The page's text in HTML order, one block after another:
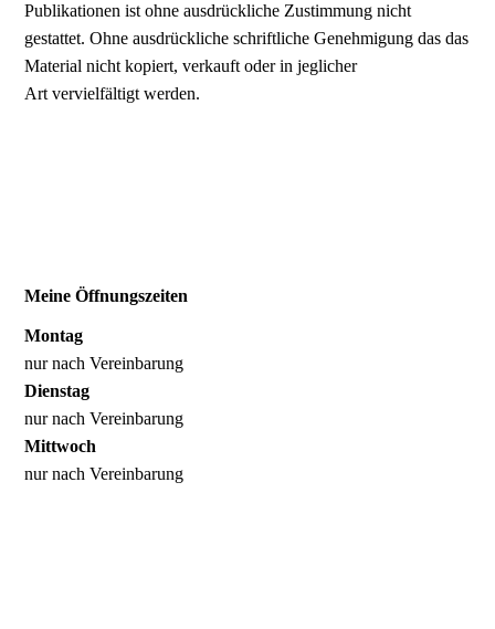
Publikationen ist ohne ausdrückliche Zustimmung nicht
gestattet. Ohne ausdrückliche schriftliche Genehmigung das das
Material nicht kopiert, verkauft oder in jeglicher
Art vervielfältigt werden.
Meine Öffnungszeiten
Montag
nur nach Vereinbarung
Dienstag
nur nach Vereinbarung
Mittwoch
nur nach Vereinbarung